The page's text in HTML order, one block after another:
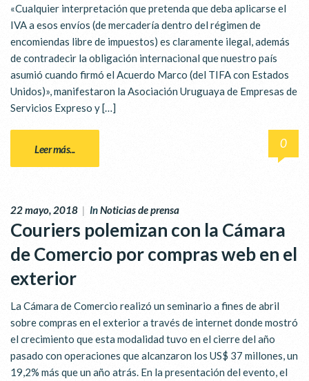
«Cualquier interpretación que pretenda que deba aplicarse el
IVA a esos envíos (de mercadería dentro del régimen de
encomiendas libre de impuestos) es claramente ilegal, además
de contradecir la obligación internacional que nuestro país
asumió cuando firmó el Acuerdo Marco (del TIFA con Estados
Unidos)», manifestaron la Asociación Uruguaya de Empresas de
Servicios Expreso y […]
Leer más... 0
22 mayo, 2018 | InNoticias de prensa
Couriers polemizan con la Cámara
de Comercio por compras web en el
exterior
La Cámara de Comercio realizó un seminario a fines de abril
sobre compras en el exterior a través de internet donde mostró
el crecimiento que esta modalidad tuvo en el cierre del año
pasado con operaciones que alcanzaron los US$ 37 millones, un
19,2% más que un año atrás. En la presentación del evento, el